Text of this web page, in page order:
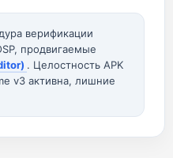
верификации
продвигаемые
. Целостность APK
v3 активна, лишние